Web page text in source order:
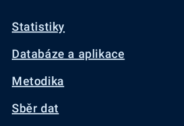
Statistiky
Databáze a aplikace
Metodika
Sběr dat